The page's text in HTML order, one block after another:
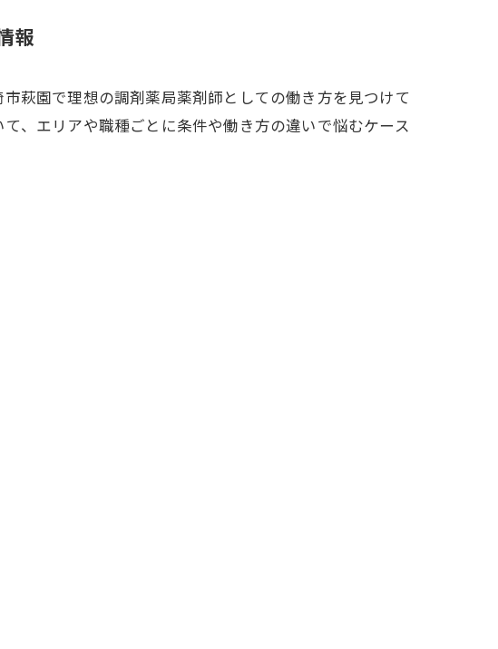
報
萩園で理想の調剤薬局薬剤師としての働き方を見つけて
、エリアや職種ごとに条件や働き方の違いで悩むケース